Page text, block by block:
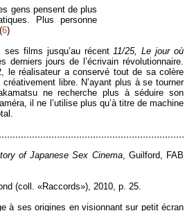
gens pensent de plus
Plus personne
6)
ses films jusqu’au récent11/25, Le jour où
derniers jours de l’écrivain révolutionnaire.
le réalisateur a conservé tout de sa colère
libre. N’ayant plus à se tourner
ne recherche plus à séduire son
il ne l’utilise plus qu’à titre de machine
of Japanese Sex Cinema, Guilford, FAB
(coll. «Raccords»), 2010, p. 25.
à ses origines en visionnant sur petit écran